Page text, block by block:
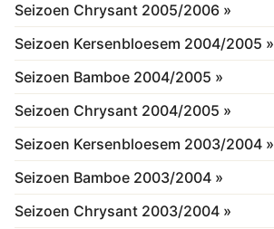
Seizoen Chrysant 2005/2006 »
Seizoen Kersenbloesem 2004/2005 »
Seizoen Bamboe 2004/2005 »
Seizoen Chrysant 2004/2005 »
Seizoen Kersenbloesem 2003/2004 »
Seizoen Bamboe 2003/2004 »
Seizoen Chrysant 2003/2004 »